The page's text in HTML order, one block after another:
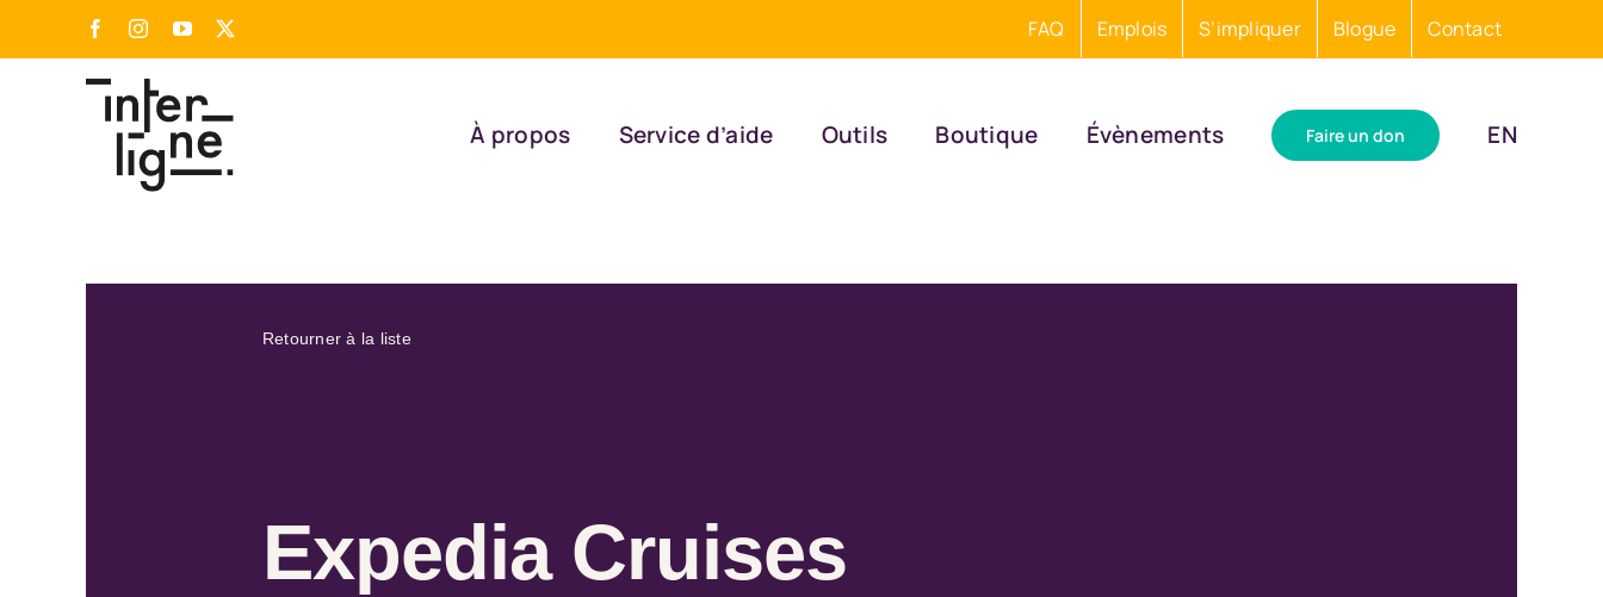
FacebookInstagram
YouTube FAQ Emplois S’impliquer Blogue Contact
À propos Service d’aide Outils Boutique Évènements Faire un don EN
Retourner à la liste
Expedia Cruises